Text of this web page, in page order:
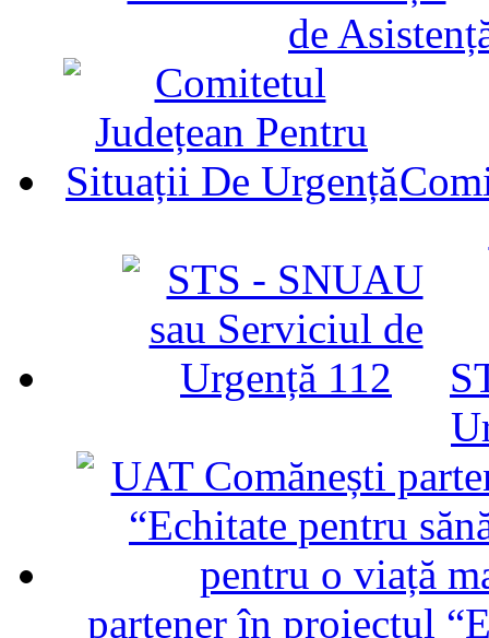
de
partener în proiectul